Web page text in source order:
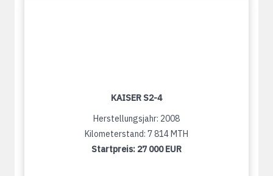
KAISER S2-4
Herstellungsjahr: 2008
Kilometerstand: 7 814 MTH
Startpreis: 27 000 EUR